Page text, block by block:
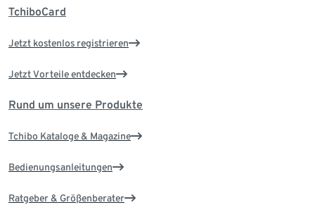
TchiboCard
Jetzt kostenlos registrieren
Jetzt Vorteile entdecken
Rund um unsere Produkte
Tchibo Kataloge & Magazine
Bedienungsanleitungen
Ratgeber & Größenberater